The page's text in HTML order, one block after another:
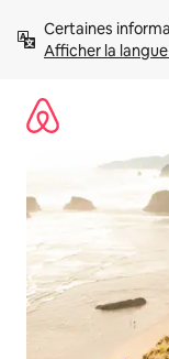
directement
Afficher la